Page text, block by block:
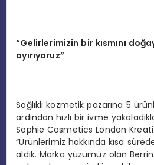
“Gelirlerimizin bir kısmını
ayırıyoruz”
Sağlıklı kozmetik pazarına 5
ardından hızlı bir ivme
Sophie Cosmetics London
“Ürünlerimiz hakkında kısa
aldık. Marka yüzümüz olan